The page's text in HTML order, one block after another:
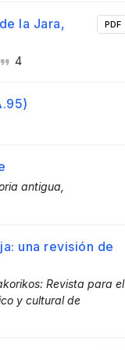
la Jara,
4
PDF
antigua,
una revisión de
Revista para el
y cultural de